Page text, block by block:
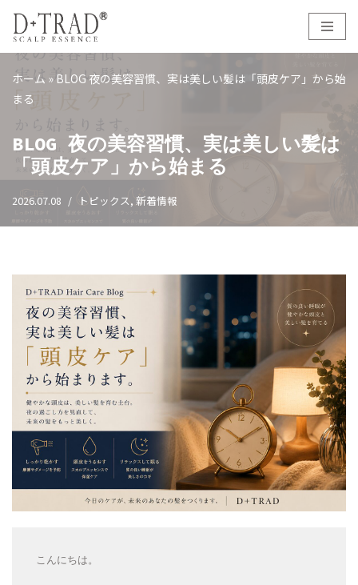
コ
テ
ン
へ
ッ
プ
ホーム » BLOG 夜の美容習慣、実は美しい髪は「頭皮ケア」から始
まる
BLOG 夜の美容習慣、実は美しい髪は
「頭皮ケア」から始まる
2026.07.08 トピックス, 新着情報
こんにちは。